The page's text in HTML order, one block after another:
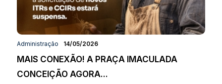
Administração 14/05/2026
MAIS CONEXÃO! A PRAÇA IMACULADA
CONCEIÇÃO AGORA...